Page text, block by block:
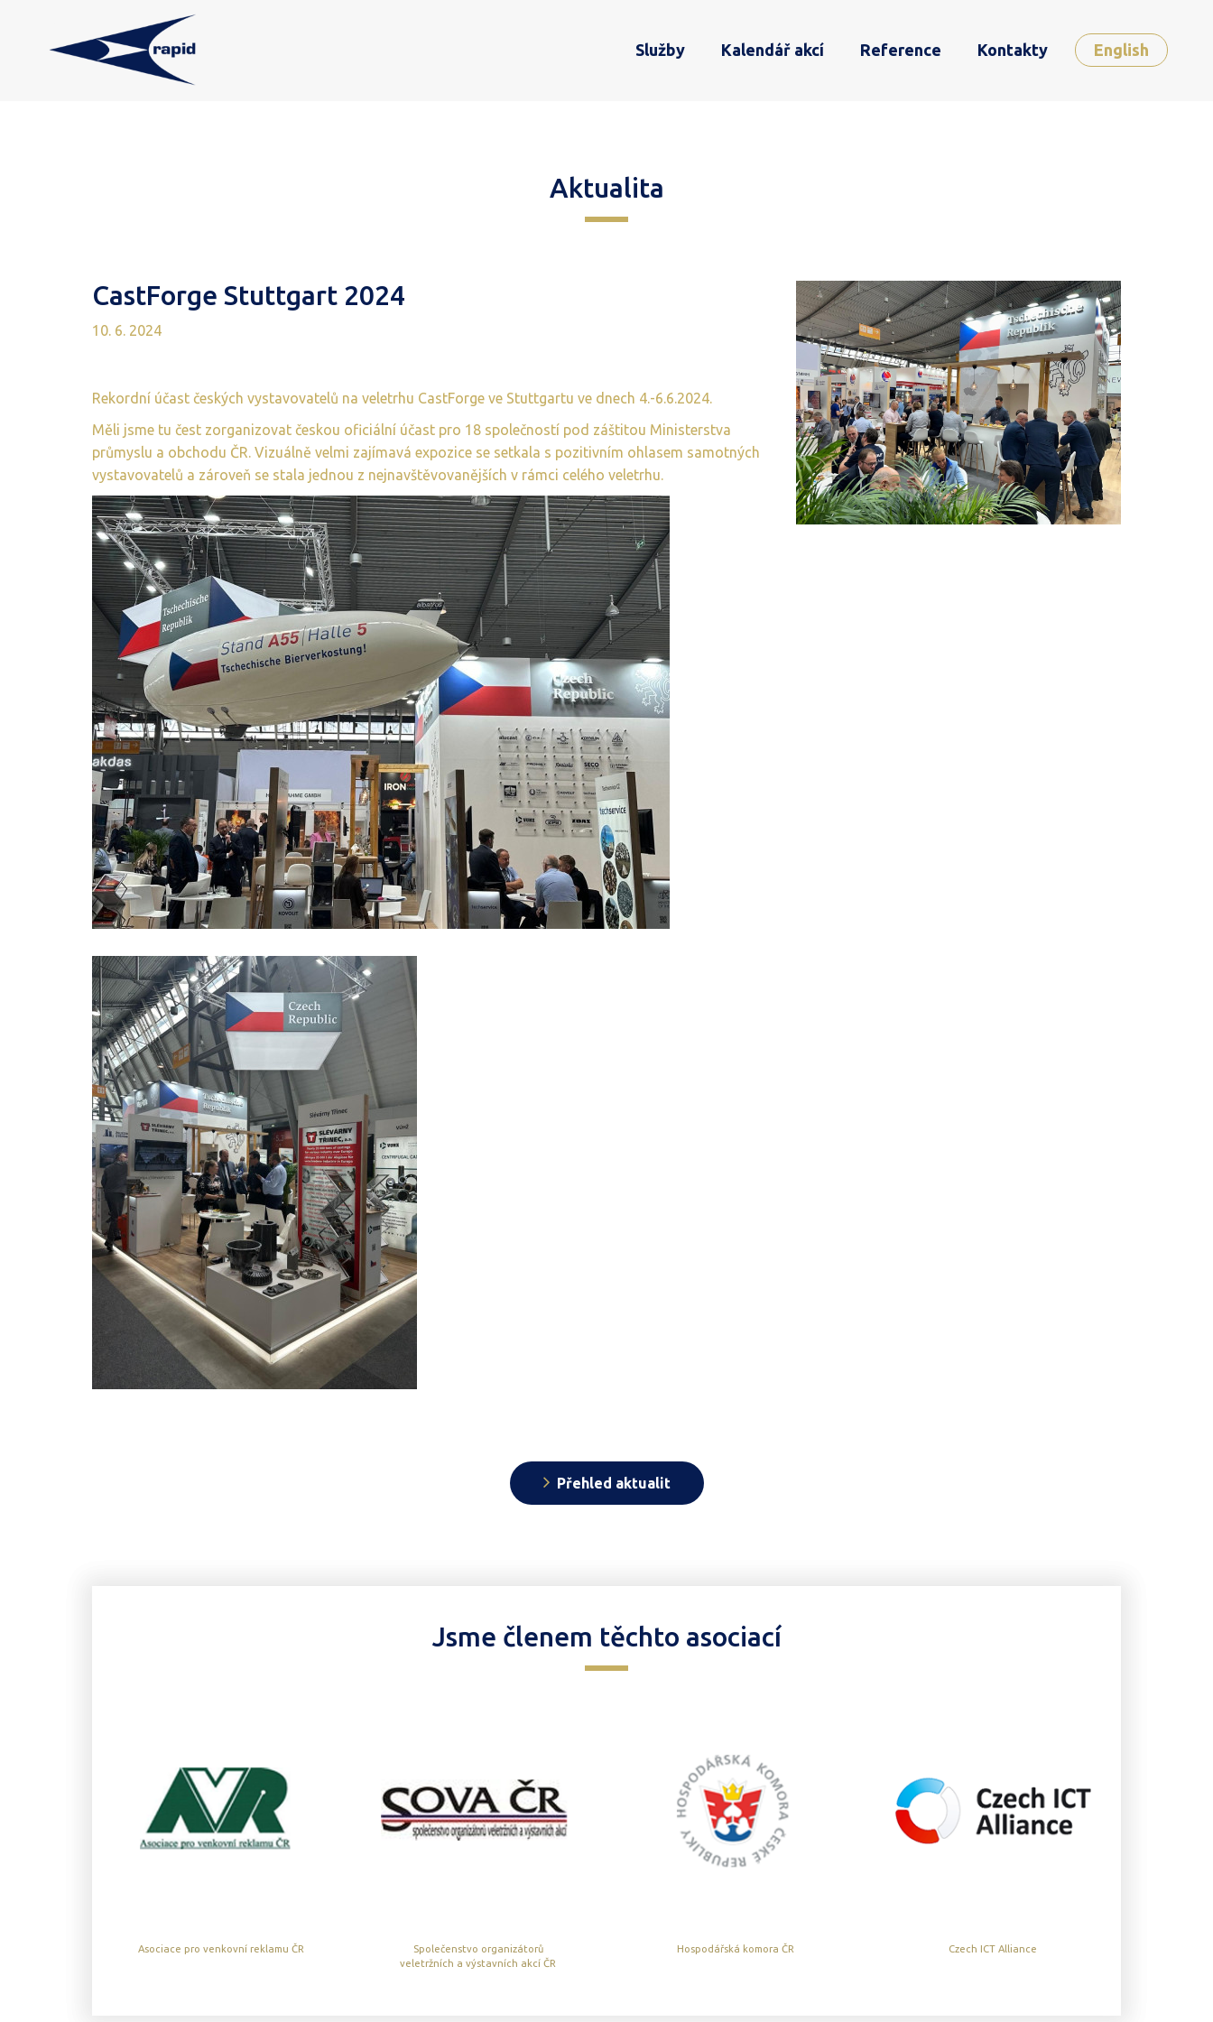
Služby Kalendář akcí Reference Kontakty English
Aktualita
CastForge Stuttgart 2024
10. 6. 2024
Rekordní účast českých vystavovatelů na veletrhu CastForge ve Stuttgartu ve dnech 4.-6.6.2024.
Měli jsme tu čest zorganizovat českou oficiální účast pro 18 společností pod záštitou Ministerstva
průmyslu a obchodu ČR. Vizuálně velmi zajímavá expozice se setkala s pozitivním ohlasem samotných
vystavovatelů a zároveň se stala jednou z nejnavštěvovanějších v rámci celého veletrhu.
Přehled aktualit
Jsme členem těchto asociací
Asociace pro venkovní reklamu ČR
Společenstvo organizátorů
veletržních a výstavních akcí ČR
Hospodářská komora ČR Czech ICT Alliance